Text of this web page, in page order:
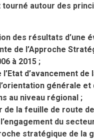
tourné autour des
des résultats d’une
de l’Approche
à 2015 ;
l’Etat d’avancement de
générale et
au niveau régional ;
de la feuille de route de
du
stratégique de la